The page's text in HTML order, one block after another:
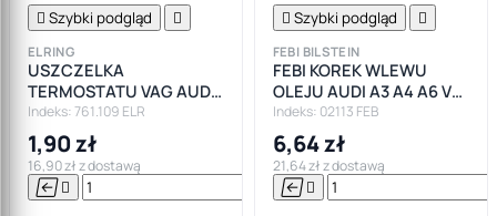
 Szybki podgląd 
ELRING
USZCZELKA
TERMOSTATU VAG AUDI
SEAT SKODA VW 1.9 TDI
1.6 1.8
Indeks: 761.109 ELR
1,90 zł
16,90 zł z dostawą
  

 Szybki podgląd 
FEBI BILSTEIN
FEBI KOREK WLEWU
OLEJU AUDI A3 A4 A6 VW
GOLF BORA POLO SEAT
SKODA INNE
Indeks: 02113 FEB
6,64 zł
21,64 zł z dostawą
 